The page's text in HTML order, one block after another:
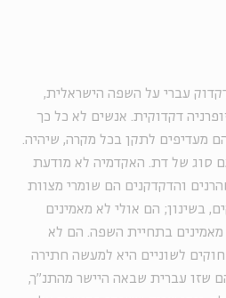
עברי על השפה הישראלית,
דקדוקית. אנשים לא כל כך
מעדיפים לתקן בכל מקרה, שיהיה.
סוג של דת. האקדמיה לא מודעת
והדקדקנים הם שומרי מצוות
בשינון; הם אולי לא מאמינים
בתחיית השפה. הם לא
לשוניים היא למעשה חתירה
שזו עברית שבאה היישר מהתנ"ך,